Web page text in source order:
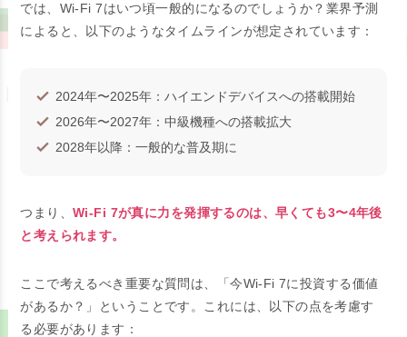
では、Wi-Fi 7はいつ頃一般的になるのでしょうか？業界予測
によると、以下のようなタイムラインが想定されています：
2024年〜2025年：ハイエンドデバイスへの搭載開始
2026年〜2027年：中級機種への搭載拡大
2028年以降：一般的な普及期に
つまり、Wi-Fi 7が真に力を発揮するのは、早くても3〜4年後
と考えられます。
ここで考えるべき重要な質問は、「今Wi-Fi 7に投資する価値
があるか？」ということです。これには、以下の点を考慮す
る必要があります：